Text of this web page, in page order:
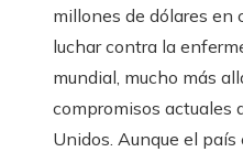
millones de dólares en
luchar contra la
mundial, mucho más
compromisos actuales
Unidos. Aunque el país